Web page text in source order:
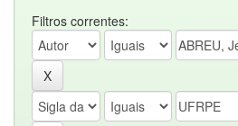
Filtros correntes: